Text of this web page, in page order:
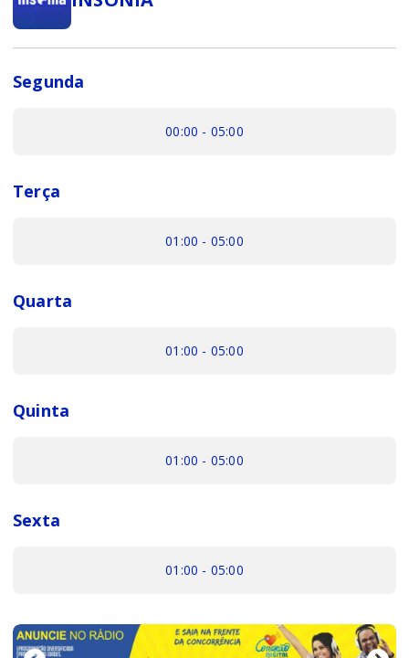
Segunda
00:00 - 05:00
Terça
01:00 - 05:00
Quarta
01:00 - 05:00
Quinta
01:00 - 05:00
Sexta
01:00 - 05:00